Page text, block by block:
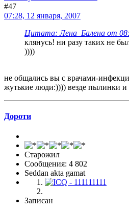
#47
07:28, 12 января, 2007
Цитата: Лена_Балена от
клянусь! ни разу таких не
))))
не общались вы с врачами-
жутькие люди:)))) везде пылинки
Дороти
Старожил
Сообщения: 4 802
Seddan akta gamat
Записан